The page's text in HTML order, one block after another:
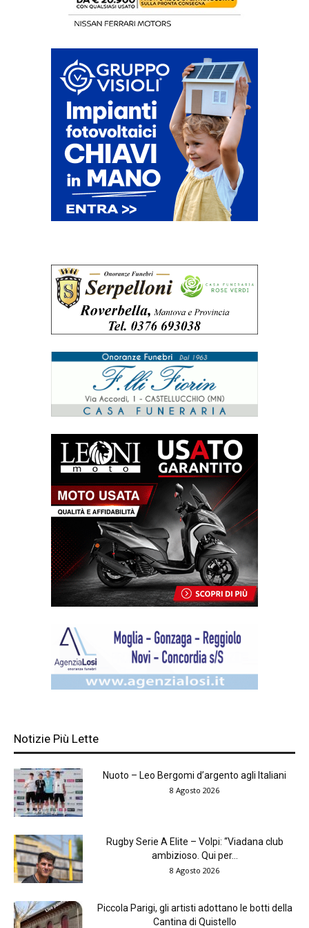
Notizie Più Lette
Nuoto – Leo Bergomi d’argento agli Italiani
8 Agosto 2026
Rugby Serie A Elite – Volpi: “Viadana club
ambizioso. Qui per...
8 Agosto 2026
Piccola Parigi, gli artisti adottano le botti della
Cantina di Quistello